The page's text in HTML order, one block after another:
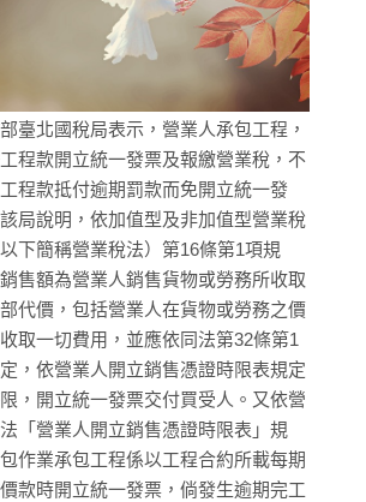
臺北國稅局表示，營業人承包工程，
程款開立統一發票及報繳營業稅，不
程款抵付逾期罰款而免開立統一發
局說明，依加值型及非加值型營業稅
下簡稱營業稅法）第16條第1項規
售額為營業人銷售貨物或勞務所收取
代價，包括營業人在貨物或勞務之價
取一切費用，並應依同法第32條第1
，依營業人開立銷售憑證時限表規定
，開立統一發票交付買受人。又依營
「營業人開立銷售憑證時限表」規
作業承包工程係以工程合約所載每期
款時開立統一發票，倘發生逾期完工